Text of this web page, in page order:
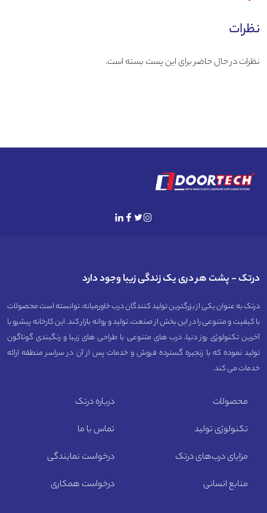
نظرات
نظرات در حال حاضر برای این پست بسته است‪.‬
محصولات
تکنولوژی تولید
مزایای درب‌های درتک
منابع انسانی
درباره درتک
تماس با ما
درخواست نمایندگی
درخواست همکاری
درتک - پشت هر دری یک زندگی زیبا وجود دارد
درتک به عنوان یکی از بزرگترین تولید کنندگان درب خاورمیانه، توانسته است محصولات
با کیفیت و متنوعی را در این بخش از صنعت، تولید و روانه بازار کند. این کارخانه پیشرو با
آخرین تکنولوژی روز دنیا، درب های متنوعی با طراحی های زیبا و رنگبندی گوناگون
تولید نموده که با زنجیره گسترده فروش و خدمات پس از آن در سراسر منطقه ارائه
خدمات می کند.